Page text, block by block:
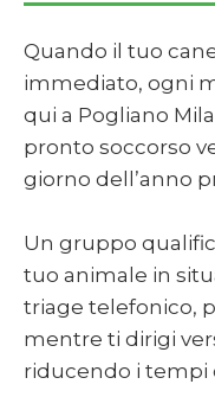
Quando il tuo
immediato, ogni
qui a Pogliano
pronto soccorso
giorno dell’anno
Un gruppo
tuo animale in
triage telefonico,
mentre ti dirigi
riducendo i tempi